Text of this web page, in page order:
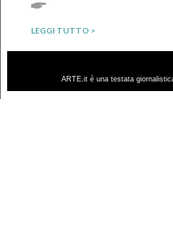
LEGGI TUTTO >
ARTE.it è una testata